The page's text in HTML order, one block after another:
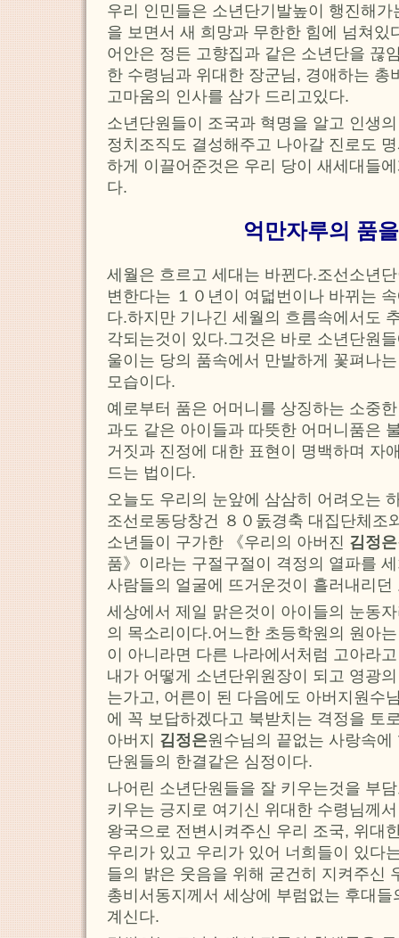
우리 인민들은 소년단기발높이 행진해
을 보면서 새 희망과 무한한 힘에 넘쳐있
어안은 정든 고향집과 같은 소년단을 끊
한 수령님과 위대한 장군님, 경애하는 총
고마움의 인사를 삼가 드리고있다.
소년단원들이 조국과 혁명을 알고 인생
정치조직도 결성해주고 나아갈 진로도
하게 이끌어준것은 우리 당이 새세대들
다.
억만자루의 품
세월은 흐르고 세대는 바뀐다.조선소년
변한다는 １０년이 여덟번이나 바뀌는
다.하지만 기나긴 세월의 흐름속에서도
각되는것이 있다.그것은 바로 소년단원
울이는 당의 품속에서 만발하게 꽃펴나
모습이다.
예로부터 품은 어머니를 상징하는 소중
과도 같은 아이들과 따뜻한 어머니품은
거짓과 진정에 대한 표현이 명백하며 자
드는 법이다.
오늘도 우리의 눈앞에 삼삼히 어려오는
조선로동당창건 ８０돐경축 대집단체조
소년들이 구가한 《우리의 아버진 김정은
품》이라는 구절구절이 격정의 열파를
사람들의 얼굴에 뜨거운것이 흘러내리던
세상에서 제일 맑은것이 아이들의 눈동
의 목소리이다.어느한 초등학원의 원아
이 아니라면 다른 나라에서처럼 고아라
내가 어떻게 소년단위원장이 되고 영광
는가고, 어른이 된 다음에도 아버지원수
에 꼭 보답하겠다고 북받치는 격정을 토
아버지 김정은원수님의 끝없는 사랑속
단원들의 한결같은 심정이다.
나어린 소년단원들을 잘 키우는것을 부
키우는 긍지로 여기신 위대한 수령님께
왕국으로 전변시켜주신 우리 조국, 위대
우리가 있고 우리가 있어 너희들이 있다
들의 밝은 웃음을 위해 굳건히 지켜주신
총비서동지께서 세상에 부럼없는 후대
계신다.